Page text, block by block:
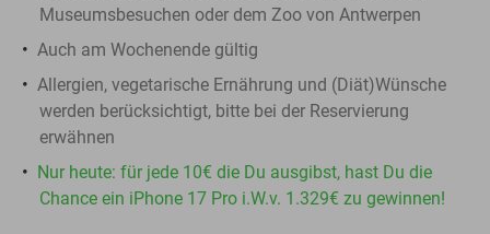
Museumsbesuchen oder dem Zoo von Antwerpen
Auch am Wochenende gültig
Allergien, vegetarische Ernährung und (Diät)Wünsche
werden berücksichtigt, bitte bei der Reservierung
erwähnen
Nur heute: für jede 10€ die Du ausgibst, hast Du die
Chance ein iPhone 17 Pro i.W.v. 1.329€ zu gewinnen!